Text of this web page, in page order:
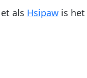
als Hsipawis het